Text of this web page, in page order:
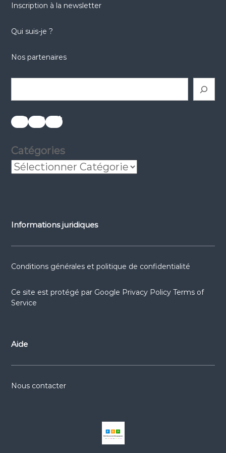
Inscription à la newsletter
Qui suis-je ?
Nos partenaires
réseaux sociauxréseaux sociauxréseaux sociaux
Catégories
Informations juridiques
Conditions générales et politique de confidentialité
Ce site est protégé par Google Privacy Policy Terms of
Service
Aide
Nous contacter